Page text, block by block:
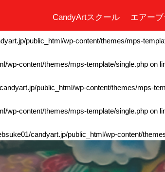
CandyArtスクール エアー
wp-content/themes/mps-template/single.phpon
public_html/wp-content/themes/mps-
wp-content/themes/mps-template/single.php on
public_html/wp-content/themes/mps-
wp-content/themes/mps-template/single.php on
candyart.jp/public_html/wp-content/